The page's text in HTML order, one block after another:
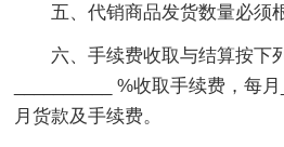
五、代销商品发货数量必须根
六、手续费收取与结算按下
__________ %收取手续费，每
月货款及手续费。